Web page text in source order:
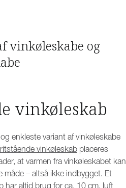
vinkøleskabe og
vinkøleskab
enkleste variant af vinkøleskabe
vinkøleskab placeres
at varmen fra vinkøleskabet kan
måde – altså ikke indbygget. Et
har altid brug for ca. 10 cm. luft